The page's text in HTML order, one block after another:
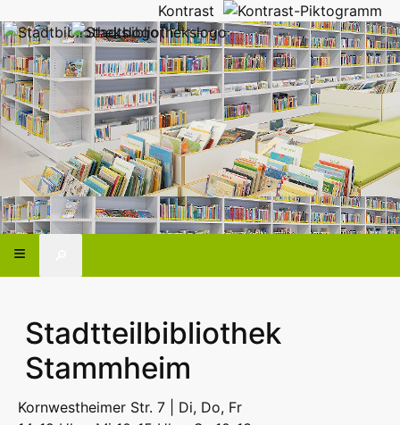
Kontrast
Stadtteilbibliothek
Stammheim
Kornwestheimer Str. 7 | Di, Do, Fr